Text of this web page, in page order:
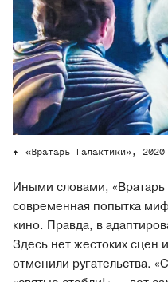
«Вратарь Галактики», 2020
Иными словами, «Вратарь
современная попытка
кино. Правда, в
Здесь нет жестоких сцен
отменили ругательства.